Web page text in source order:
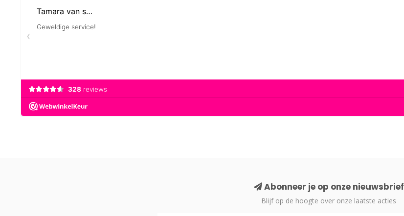
Abonneer je op onze nieuwsbrief
Blijf op de hoogte over onze laatste acties